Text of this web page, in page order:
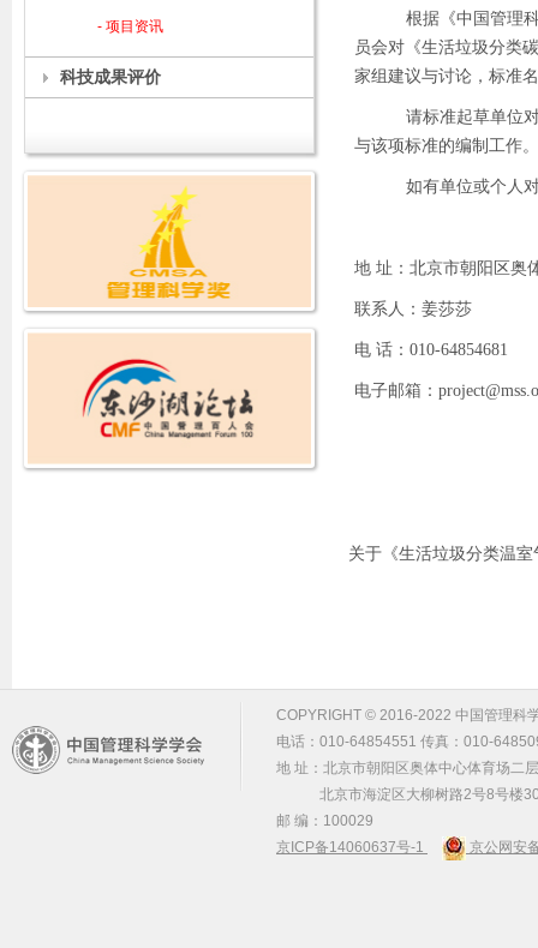
- 项目资讯
科技成果评价
根据《中国管理
员会对《生活垃圾分类
家组建议与讨论，标准
请标准起草单位
与该项标准的编制工作。
如有单位或个人
地 址：北京市朝阳区奥
联系人：姜莎莎
电 话： 010-64854681
电子邮箱：
关于《生活垃圾分类温
COPYRIGHT © 2016-2022 中国管理科
电话：010-64854551 传真：010-
地 址：北京市朝阳区奥体中心体育场二
北京市海淀区大柳树路2号8号楼
邮 编：100029
京ICP备14060637号-1
京公网安